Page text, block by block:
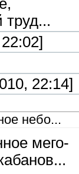
труд...
22:14]
небо...
мего-